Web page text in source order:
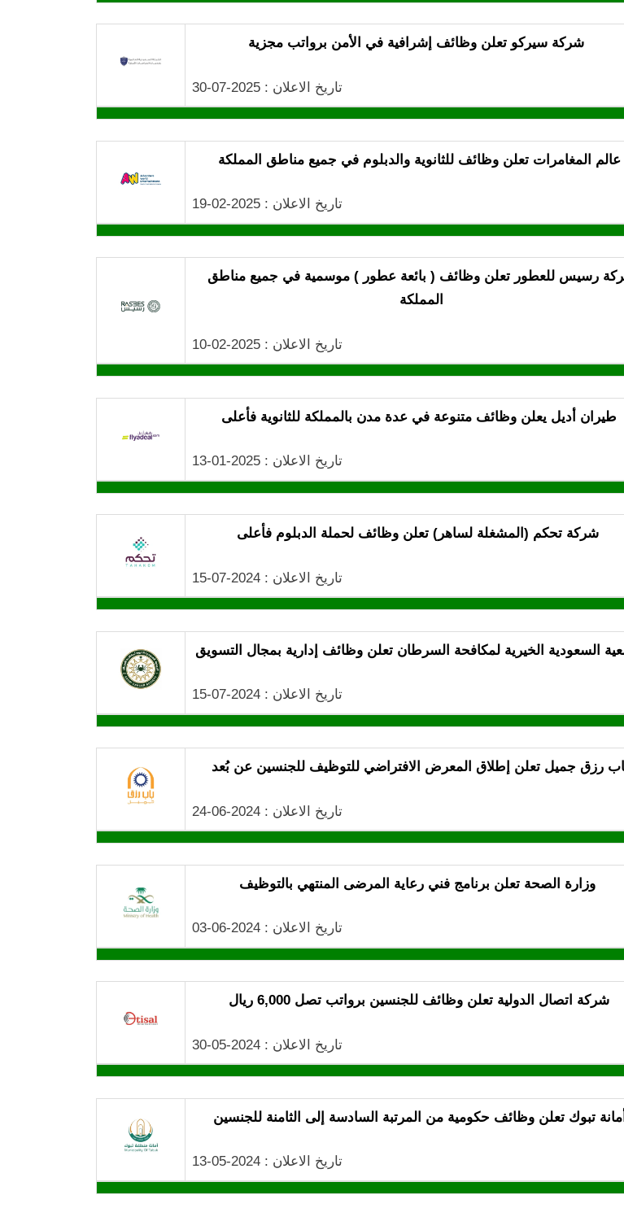
شركة سيركو تعلن وظائف إشرافية في الأمن برواتب مجزية
تاريخ الاعلان : 2025-07-30
عالم المغامرات تعلن وظائف للثانوية والدبلوم في جميع مناطق المملكة
تاريخ الاعلان : 2025-02-19
رسيس للعطور تعلن وظائف ( بائعة عطور ) موسمية في جميع مناطق
المملكة
تاريخ الاعلان : 2025-02-10
طيران أديل يعلن وظائف متنوعة في عدة مدن بالمملكة للثانوية فأعلى
تاريخ الاعلان : 2025-01-13
شركة تحكم (المشغلة لساهر) تعلن وظائف لحملة الدبلوم فأعلى
تاريخ الاعلان : 2024-07-15
السعودية الخيرية لمكافحة السرطان تعلن وظائف إدارية بمجال التسويق
تاريخ الاعلان : 2024-07-15
رزق جميل تعلن إطلاق المعرض الافتراضي للتوظيف للجنسين عن بُعد
تاريخ الاعلان : 2024-06-24
وزارة الصحة تعلن برنامج فني رعاية المرضى المنتهي بالتوظيف
تاريخ الاعلان : 2024-06-03
شركة اتصال الدولية تعلن وظائف للجنسين برواتب تصل 6,000 ريال
تاريخ الاعلان : 2024-05-30
أمانة تبوك تعلن وظائف حكومية من المرتبة السادسة إلى الثامنة للجنسين
تاريخ الاعلان : 2024-05-13